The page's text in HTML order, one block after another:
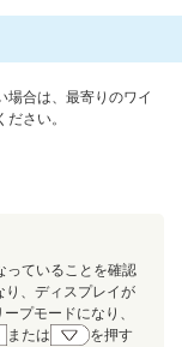
場合は、最寄りのワイ
ださい。
っていることを確認
り、ディスプレイが
プモードになり、
または
を押す